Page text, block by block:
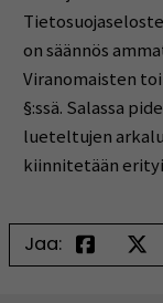
on säännös
Viranomaisten
§:ssä. Salassa
lueteltujen
kiinnitetään
Jaa: